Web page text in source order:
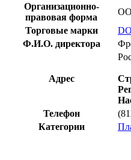
Организационно-
правовая форма
Торговые марки
Ф.И.О. директора
Адрес
Телефон
Категории